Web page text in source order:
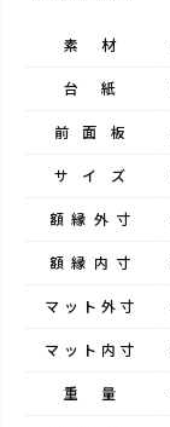
素材
台紙
前面板
サイズ
額縁外寸
額縁内寸
マット外寸
マット内寸
重量